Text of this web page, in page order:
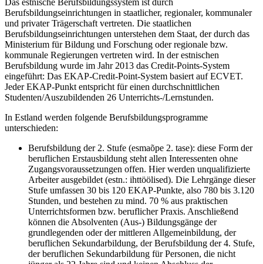
Das estnische Berufsbildungssystem ist durch
Berufsbildungseinrichtungen in staatlicher, regionaler, kommunaler
und privater Trägerschaft vertreten. Die staatlichen
Berufsbildungseinrichtungen unterstehen dem Staat, der durch das
Ministerium für Bildung und Forschung oder regionale bzw.
kommunale Regierungen vertreten wird. In der estnischen
Berufsbildung wurde im Jahr 2013 das Credit-Points-System
eingeführt: Das EKAP-Credit-Point-System basiert auf ECVET.
Jeder EKAP-Punkt entspricht für einen durchschnittlichen
Studenten/Auszubildenden 26 Unterrichts-/Lernstunden.
In Estland werden folgende Berufsbildungsprogramme
unterschieden:
Berufsbildung der 2. Stufe (esmaõpe 2. tase): diese Form der
beruflichen Erstausbildung steht allen Interessenten ohne
Zugangsvoraussetzungen offen. Hier werden unqualifizierte
Arbeiter ausgebildet (estn.: ihttöölised). Die Lehrgänge dieser
Stufe umfassen 30 bis 120 EKAP-Punkte, also 780 bis 3.120
Stunden, und bestehen zu mind. 70 % aus praktischen
Unterrichtsformen bzw. beruflicher Praxis. Anschließend
können die Absolventen (Aus-) Bildungsgänge der
grundlegenden oder der mittleren Allgemeinbildung, der
beruflichen Sekundarbildung, der Berufsbildung der 4. Stufe,
der beruflichen Sekundarbildung für Personen, die nicht